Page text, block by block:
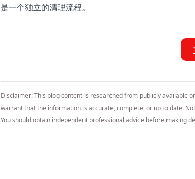
是一个独立的清理流程。
Disclaimer: This blog content is researched from publicly available
warrant that the information is accurate, complete, or up to date.
You should obtain independent professional advice before making